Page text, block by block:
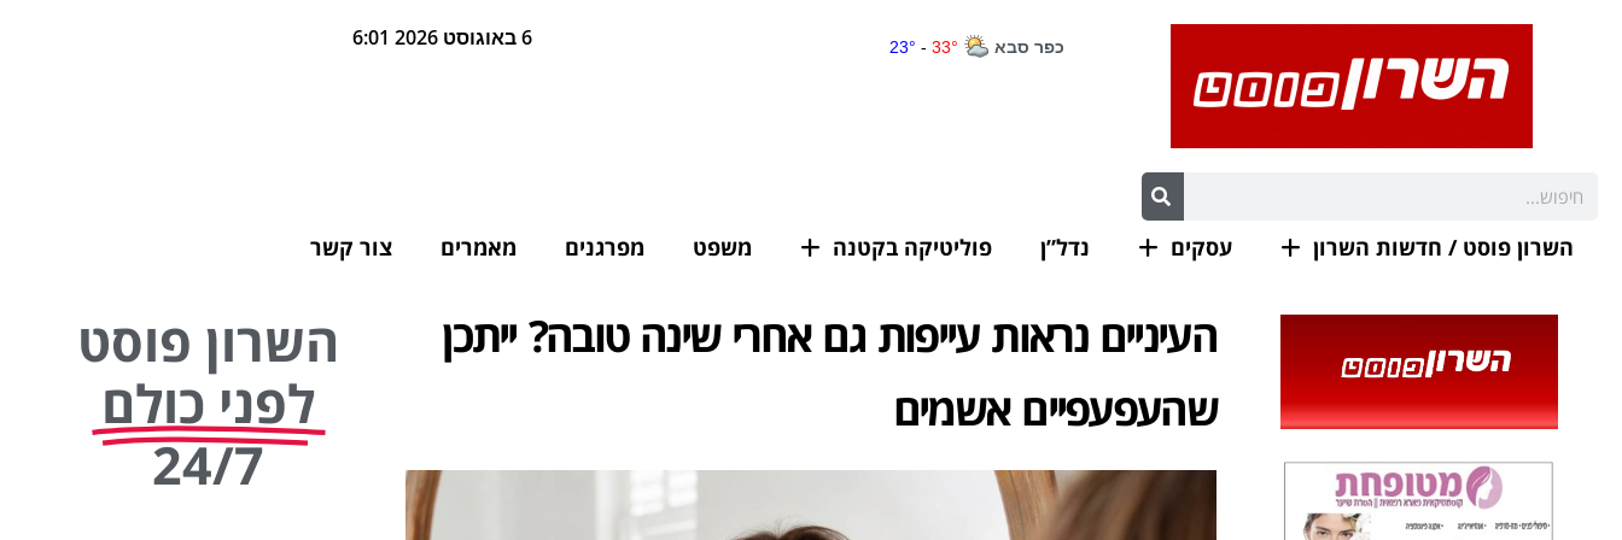
6 באוגוסט 2026 6:01
השרון פוסט / חדשות השרון עסקים נדל”ן פוליטיקה בקטנה משפט מפרגנים מאמרים צור קשר
העיניים נראות עייפות גם אחרי שינה טובה? ייתכן
שהעפעפיים אשמים
השרון פוסט
לפני כולם
24/7